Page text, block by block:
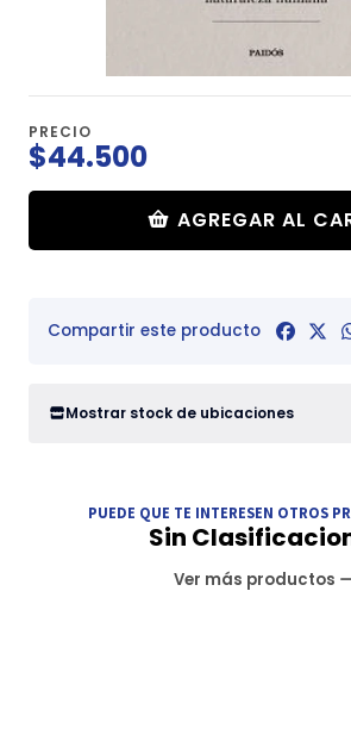
PRECIO
$44.500
AGREGAR AL
Compartir este producto
Mostrar stock de ubicaciones
PUEDE QUE TE INTERESEN OTROS
Sin
Ver más productos